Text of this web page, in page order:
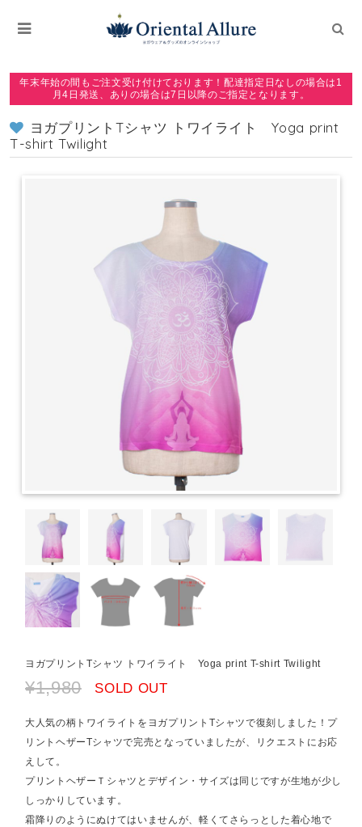
年末年始の間もご注文受け付けております！配達指定日なしの場合は1
月4日発送、ありの場合は7日以降のご指定となります。
ヨガプリントTシャツ トワイライト Yoga print
T-shirt Twilight
ヨガプリントTシャツ トワイライト Yoga print T-shirt Twilight
¥1,980 SOLD OUT
大人気の柄トワイライトをヨガプリントTシャツで復刻しました！プ
リントヘザーTシャツで完売となっていましたが、リクエストにお応
えして。
プリントヘザーＴシャツとデザイン・サイズは同じですが生地が少し
しっかりしています。
霜降りのようにぬけてはいませんが、軽くてさらっとした着心地で